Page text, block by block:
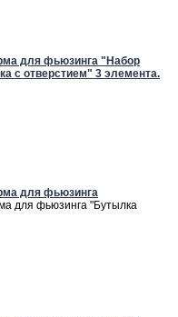
для фьюзинга "Набор
с отверстием" 3 элемента.
для фьюзинга
для фьюзинга "Бутылка